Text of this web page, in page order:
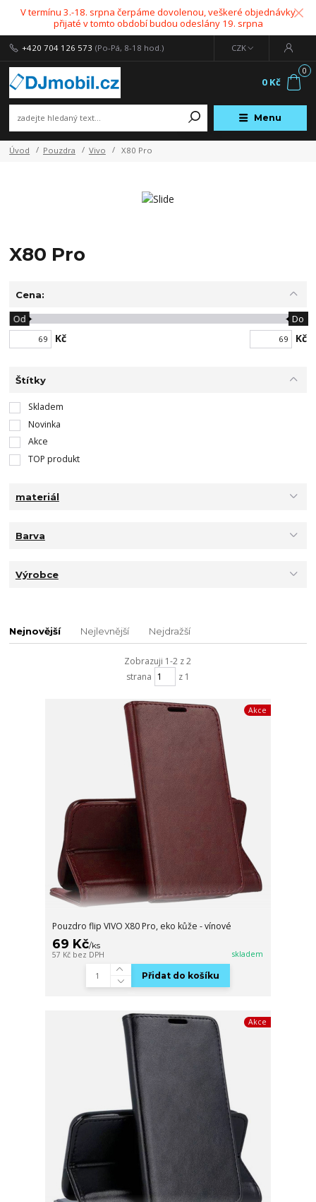
V termínu 3.-18. srpna čerpáme dovolenou, veškeré objednávky
přijaté v tomto období budou odeslány 19. srpna
Menu
CZK
+420 704 126 573 (Po-Pá, 8-18 hod.)
0
0 Kč
Úvod Pouzdra Vivo X80 Pro
X80 Pro
Cena:
Kč
Od Do
Kč
Štítky
Skladem
Novinka
Akce
TOP produkt
materiál
Barva
Výrobce
Nejnovější Nejlevnější Nejdražší
Zobrazuji 1-2 z 2
strana
z 1
Akce
Pouzdro flip VIVO X80 Pro, eko kůže - vínové
69 Kč/ks
57 Kč bez DPH skladem
Přidat do košíku
Akce